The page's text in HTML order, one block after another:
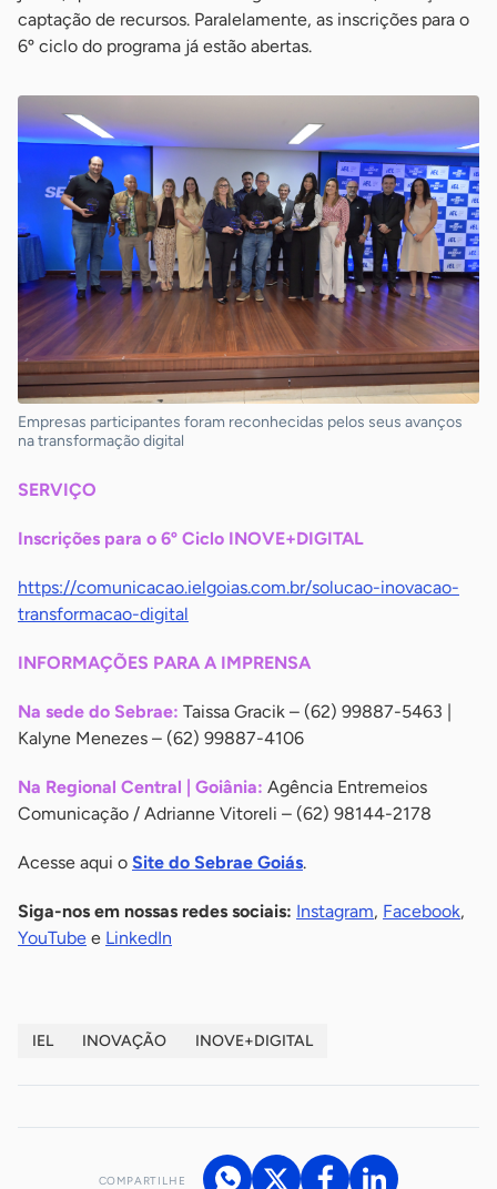
captação de recursos. Paralelamente, as inscrições para o
6º ciclo do programa já estão abertas.
Empresas participantes foram reconhecidas pelos seus avanços
na transformação digital
SERVIÇO
Inscrições para o 6º Ciclo INOVE+DIGITAL
https://comunicacao.ielgoias.com.br/solucao-inovacao-
transformacao-digital
INFORMAÇÕES PARA A IMPRENSA
Na sede do Sebrae: Taissa Gracik – (62) 99887-5463 |
Kalyne Menezes – (62) 99887-4106
Na Regional Central | Goiânia: Agência Entremeios
Comunicação / Adrianne Vitoreli – (62) 98144-2178
Acesse aqui o Site do Sebrae Goiás.
Siga-nos em nossas redes sociais: Instagram, Facebook,
YouTube e LinkedIn
IEL INOVAÇÃO INOVE+DIGITAL
COMPARTILHE